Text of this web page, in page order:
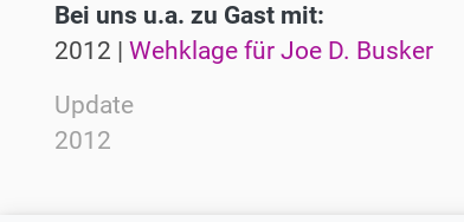
Bei uns u.a. zu Gast mit:
2012 | Wehklage für Joe D. Busker
Update
2012